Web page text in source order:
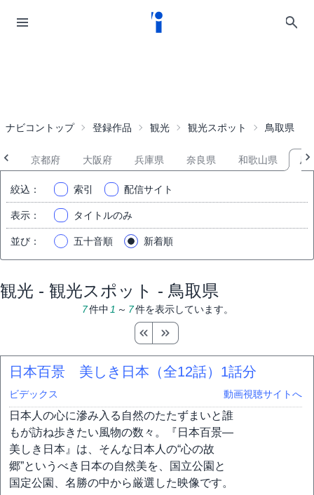
ナビコントップ 登録作品 観光 観光スポット 鳥取県
京都府 大阪府 兵庫県 奈良県 和歌山県 鳥
絞込 ： 索引 配信サイト
表示 ： タイトルのみ
並び ： 五十音順 新着順
観光 - 観光スポット - 鳥取県
7件中 1 ～ 7件を表示しています。
日本百景 美しき日本（全12話） 1話分
ビデックス 動画視聴サイトへ
日本人の心に滲み入る自然のたたずまいと誰
もが訪ね歩きたい風物の数々。『日本百景―
美しき日本』は、そんな日本人の“心の故
郷”というべき日本の自然美を、国立公園と
国定公園、名勝の中から厳選した映像です。